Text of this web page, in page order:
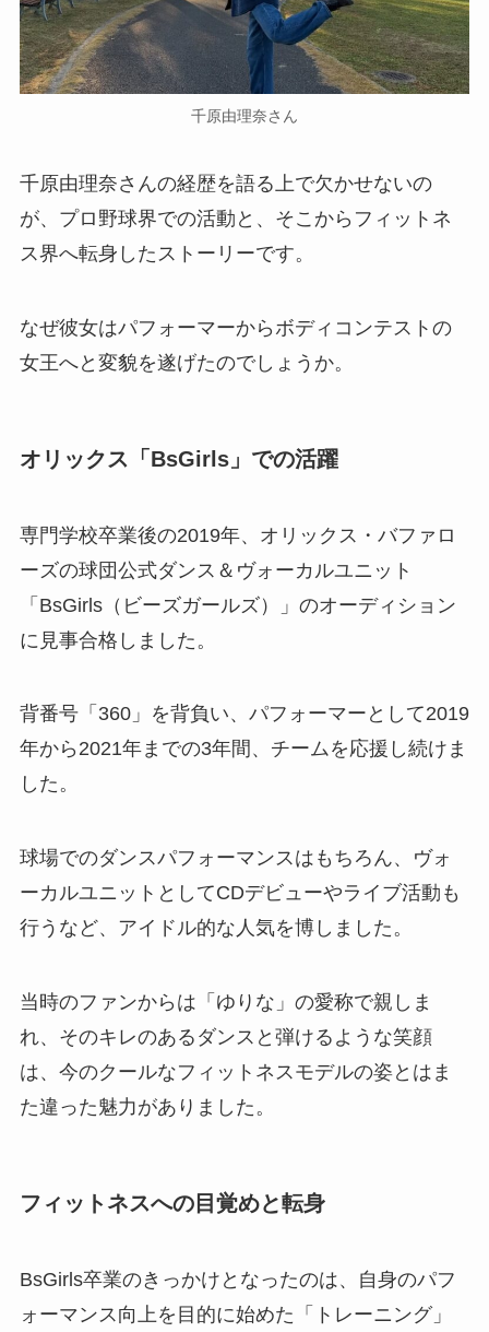
千原由理奈さん
千原由理奈さんの経歴を語る上で欠かせないの
が、プロ野球界での活動と、そこからフィットネ
ス界へ転身したストーリーです。
なぜ彼女はパフォーマーからボディコンテストの
女王へと変貌を遂げたのでしょうか。
オリックス「BsGirls」での活躍
専門学校卒業後の2019年、オリックス・バファロ
ーズの球団公式ダンス＆ヴォーカルユニット
「BsGirls（ビーズガールズ）」のオーディション
に見事合格しました。
背番号「360」を背負い、パフォーマーとして2019
年から2021年までの3年間、チームを応援し続けま
した。
球場でのダンスパフォーマンスはもちろん、ヴォ
ーカルユニットとしてCDデビューやライブ活動も
行うなど、アイドル的な人気を博しました。
当時のファンからは「ゆりな」の愛称で親しま
れ、そのキレのあるダンスと弾けるような笑顔
は、今のクールなフィットネスモデルの姿とはま
た違った魅力がありました。
フィットネスへの目覚めと転身
BsGirls卒業のきっかけとなったのは、自身のパフ
ォーマンス向上を目的に始めた「トレーニング」